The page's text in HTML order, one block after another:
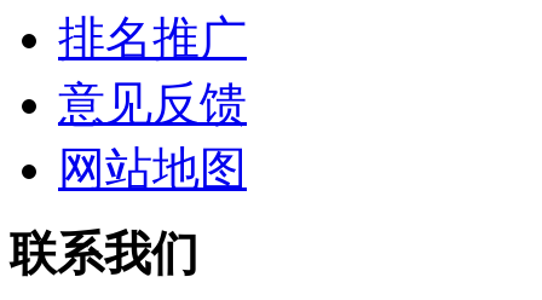
排名推广
意见反馈
网站地图
联系我们